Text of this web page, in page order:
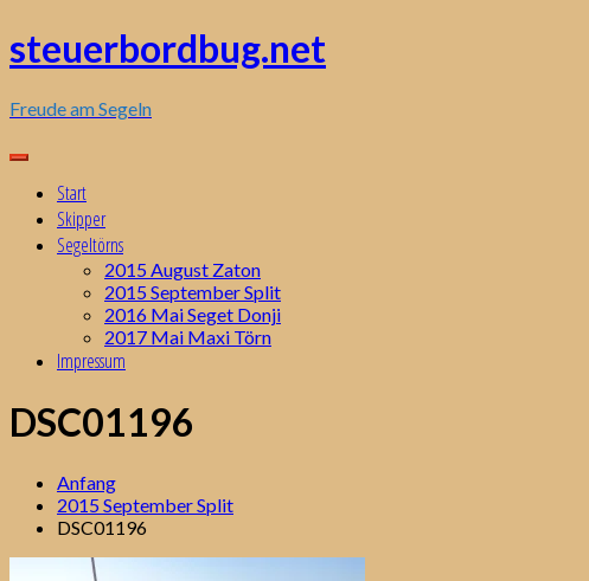
Zum
Inhalt
steuerbordbug.net
Freude am Segeln
Start
Skipper
Segeltörns
2015 August Zaton
2015 September Split
2016 Mai Seget Donji
2017 Mai Maxi Törn
Impressum
DSC01196
Anfang
2015 September Split
DSC01196